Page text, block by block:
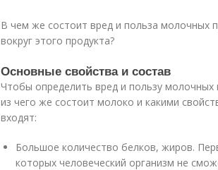
В чем же состоит вред и польза молочных
вокруг этого продукта?
Основные свойства и состав
Чтобы определить вред и пользу молочных
из чего же состоит молоко и какими
входят:
Большое количество белков, жиров.
которых человеческий организм не